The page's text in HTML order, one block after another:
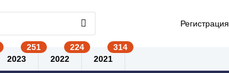
Регистрация
2023 2022 2021